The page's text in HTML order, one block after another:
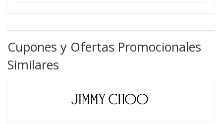
Cupones y Ofertas Promocionales
Similares